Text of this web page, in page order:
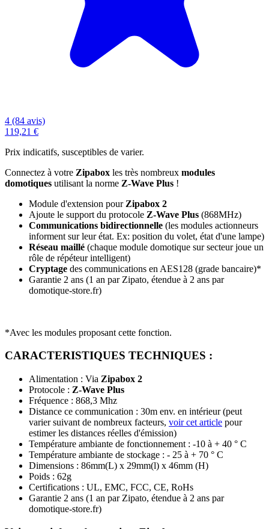
4 (84 avis)
119,21 €
Prix indicatifs, susceptibles de varier.
Connectez à votre Zipabox les très nombreux modules
domotiques utilisant la norme Z-Wave Plus !
Module d'extension pour Zipabox 2
Ajoute le support du protocole Z-Wave Plus (868MHz)
Communications bidirectionnelle (les modules actionneurs
informent sur leur état. Ex: position du volet, état d'une lampe)
Réseau maillé (chaque module domotique sur secteur joue un
rôle de répéteur intelligent)
Cryptage des communications en AES128 (grade bancaire)*
Garantie 2 ans (1 an par Zipato, étendue à 2 ans par
domotique-store.fr)
*Avec les modules proposant cette fonction.
CARACTERISTIQUES TECHNIQUES :
Alimentation : Via Zipabox 2
Protocole : Z-Wave Plus
Fréquence : 868,3 Mhz
Distance ce communication : 30m env. en intérieur (peut
varier suivant de nombreux facteurs, voir cet article pour
estimer les distances réelles d'émission)
Température ambiante de fonctionnement : -10 à + 40 ° C
Température ambiante de stockage : - 25 à + 70 ° C
Dimensions : 86mm(L) x 29mm(l) x 46mm (H)
Poids : 62g
Certifications : UL, EMC, FCC, CE, RoHs
Garantie 2 ans (1 an par Zipato, étendue à 2 ans par
domotique-store.fr)